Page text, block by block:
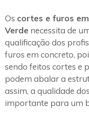
Os cortes e furos
Verde necessita de
qualificação dos
furos em concreto,
sendo feitos cortes e
podem abalar a
assim, a qualidade
importante para um